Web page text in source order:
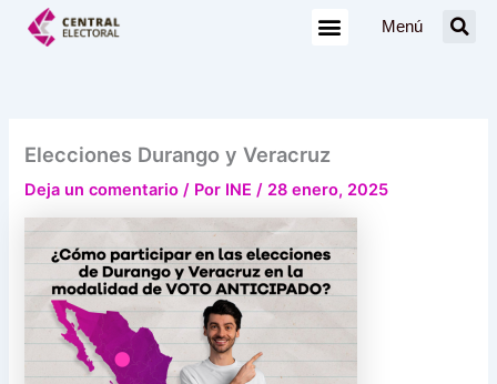
Menú
Elecciones Durango y Veracruz
Deja un comentario / Por INE/ 28 enero, 2025